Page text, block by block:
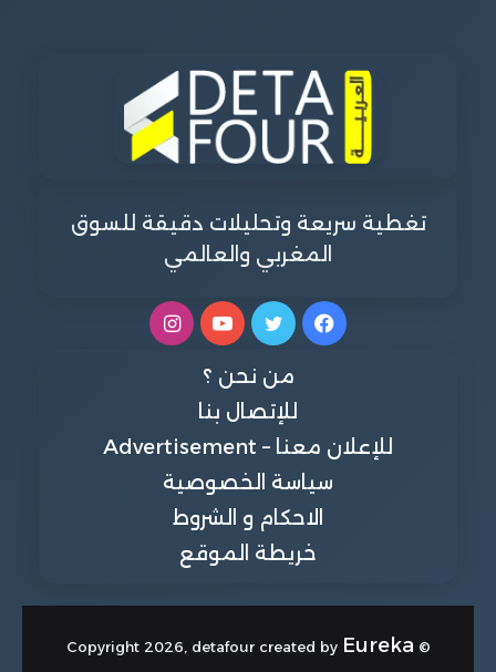
تغطية سريعة وتحليلات دقيقة للسوق
المغربي والعالمي
فيسبوكتويتر يوتيوبانستقرام
من نحن ؟
للإتصال بنا
للإعلان معنا – Advertisement
سياسة الخصوصية
الاحكام و الشروط
خريطة الموقع
© Copyright 2026, detafour created by
Eureka